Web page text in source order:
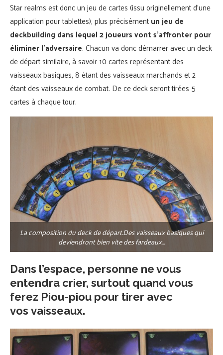
Star realms est donc un jeu de cartes (issu originellement d’une
application pour tablettes), plus précisémentun jeu de
deckbuilding dans lequel 2 joueurs vont s’affronter pour
éliminer l’adversaire. Chacun va donc démarrer avec un deck
de départ similaire, à savoir 10 cartes représentant des
vaisseaux basiques, 8 étant des vaisseaux marchands et 2
étant des vaisseaux de combat. De ce deck seront tirées 5
cartes à chaque tour.
La composition du deck de départ.Des vaisseaux basiques qui
deviendront bien vite des fardeaux…
Dans l’espace, personne ne vous
entendra crier, surtout quand vous
ferez Piou-piou pour tirer avec
vos vaisseaux.